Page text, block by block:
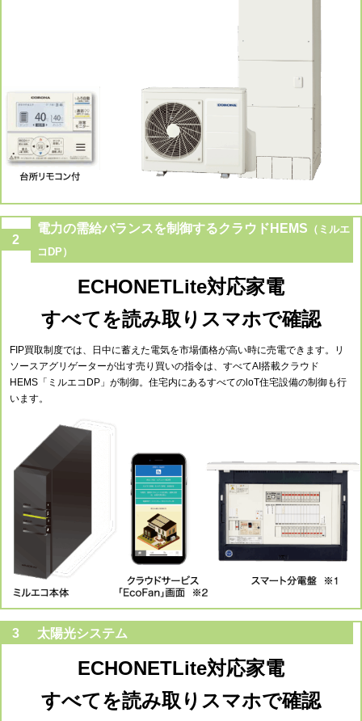
2
電力の需給バランスを制御するクラウドHEMS （ミルエ
コDP）
ECHONETLite対応家電
すべてを読み取りスマホで確認
FIP買取制度では、日中に蓄えた電気を市場価格が高い時に売電できます。リ
ソースアグリゲーターが出す売り買いの指令は、すべてAI搭載クラウド
HEMS「ミルエコDP」が制御。住宅内にあるすべてのloT住宅設備の制御も行
います。
3 太陽光システム
ECHONETLite対応家電
すべてを読み取りスマホで確認